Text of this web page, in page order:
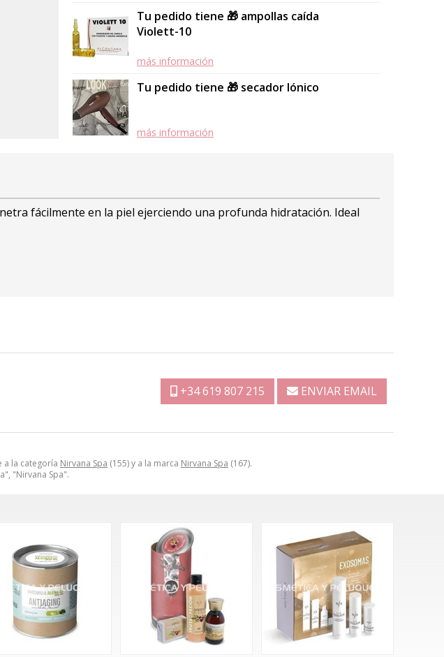
Tu pedido tiene 🎁 ampollas caída
Violett-10
más información
Tu pedido tiene 🎁 secador Iónico
más información
a la categoría Nirvana Spa (155) y a la marca Nirvana Spa (167).
"Nirvana Spa".
fácilmente en la piel ejerciendo una profunda hidratación. Ideal
+34 619 807 215 ENVIAR EMAIL